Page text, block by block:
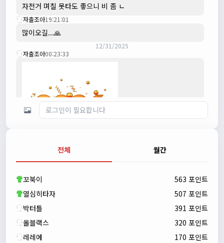
자전거 며칠 못타도 좋으니 비 좀 ㄴ
자출조아19:21:01
많이오길...🙏
12/31/2025
자출조아00:23:33
새해 복많이 받으세요!!
자출조아00:23:55
전체 월간
꼬북이
563 포인트
열심히타자
507 포인트
박터틀
391 포인트
올블랙스
320 포인트
레레에
170 포인트